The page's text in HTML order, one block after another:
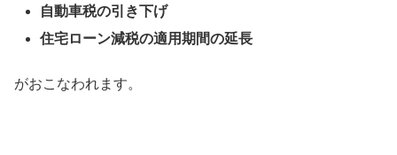
自動車税の引き下げ
住宅ローン減税の適用期間の延長
がおこなわれます。